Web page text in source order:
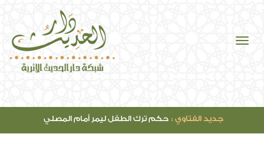
جديد الفتاوي : حكم ترك الطفل ليمر أمام المصلي